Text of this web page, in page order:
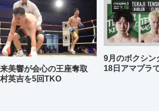
美響が会心の王座奪取
英吉を5回TKO
9月のボクシ
18日アマプラ